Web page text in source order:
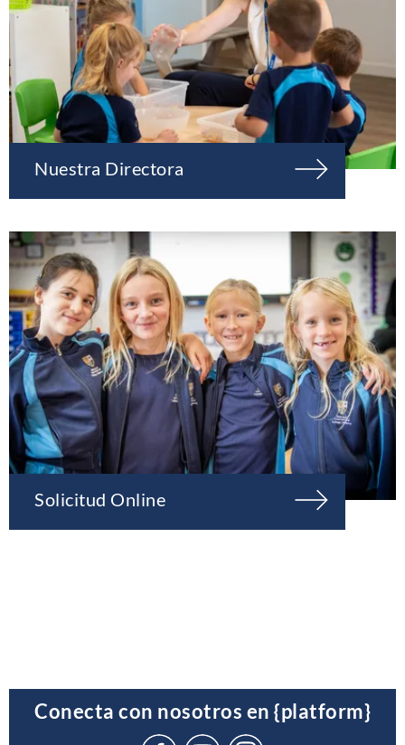
Nuestra Directora
Solicitud Online
Conecta con nosotros en {platform}